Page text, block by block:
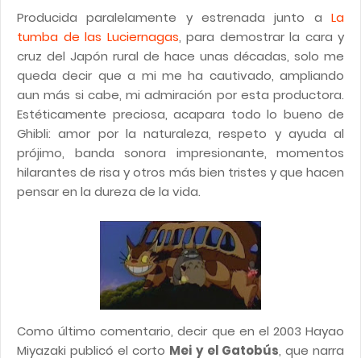
Producida paralelamente y estrenada junto a La
tumba de las Luciernagas, para demostrar la cara y
cruz del Japón rural de hace unas décadas, solo me
queda decir que a mi me ha cautivado, ampliando
aun más si cabe, mi admiración por esta productora.
Estéticamente preciosa, acapara todo lo bueno de
Ghibli: amor por la naturaleza, respeto y ayuda al
prójimo, banda sonora impresionante, momentos
hilarantes de risa y otros más bien tristes y que hacen
pensar en la dureza de la vida.
Como último comentario, decir que en el 2003 Hayao
Miyazaki publicó el corto Mei y el Gatobús, que narra